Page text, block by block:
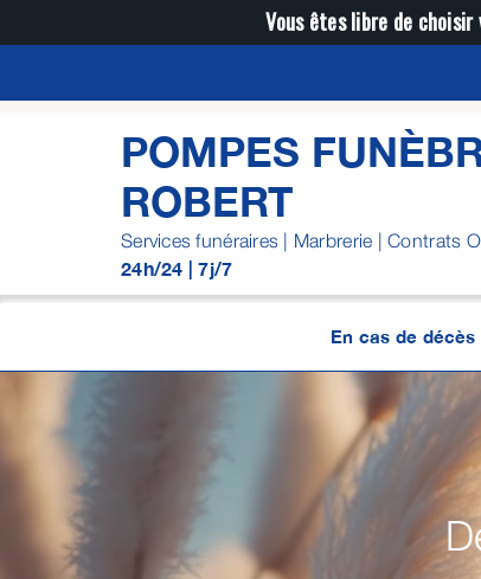
au
Vous êtes libre de
POMPES
ROBERT
Services funéraires | Marbrerie | Contrats
24h/24 | 7j/7
En cas de décès